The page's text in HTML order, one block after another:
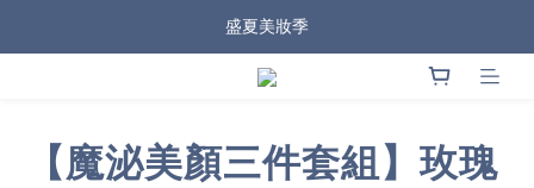
盛夏美妝季
【魔泌美顏三件套組】玫瑰